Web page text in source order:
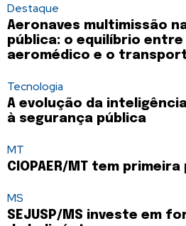
Destaque
Aeronaves multimissão
pública: o equilíbrio
aeromédico e o
Tecnologia
A evolução da
à segurança pública
MT
CIOPAER/MT tem
MS
SEJUSP/MS investe em